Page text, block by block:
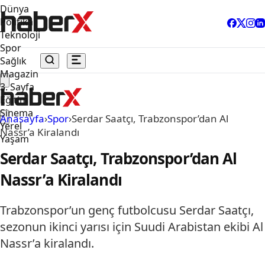
Dünya
Politika
Teknoloji
Spor
Sağlık
Magazin
3. Sayfa
Eğitim
Sinema
Yerel
Yaşam
Anasayfa›Spor›Serdar Saatçı, Trabzonspor’dan Al
Nassr’a Kiralandı
Serdar Saatçı, Trabzonspor’dan Al
Nassr’a Kiralandı
Trabzonspor’un genç futbolcusu Serdar Saatçı,
sezonun ikinci yarısı için Suudi Arabistan ekibi Al
Nassr’a kiralandı.